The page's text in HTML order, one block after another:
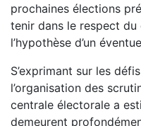
prochaines élections
tenir dans le respect
l’hypothèse d’un
S’exprimant sur les
l’organisation des
centrale électorale a
demeurent